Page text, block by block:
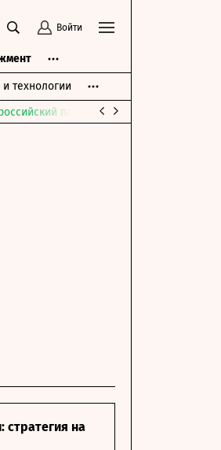
Войти
технологии
парламент
стратегия на